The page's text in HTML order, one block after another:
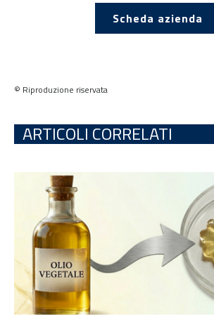
Scheda azienda
© Riproduzione riservata
ARTICOLI CORRELATI